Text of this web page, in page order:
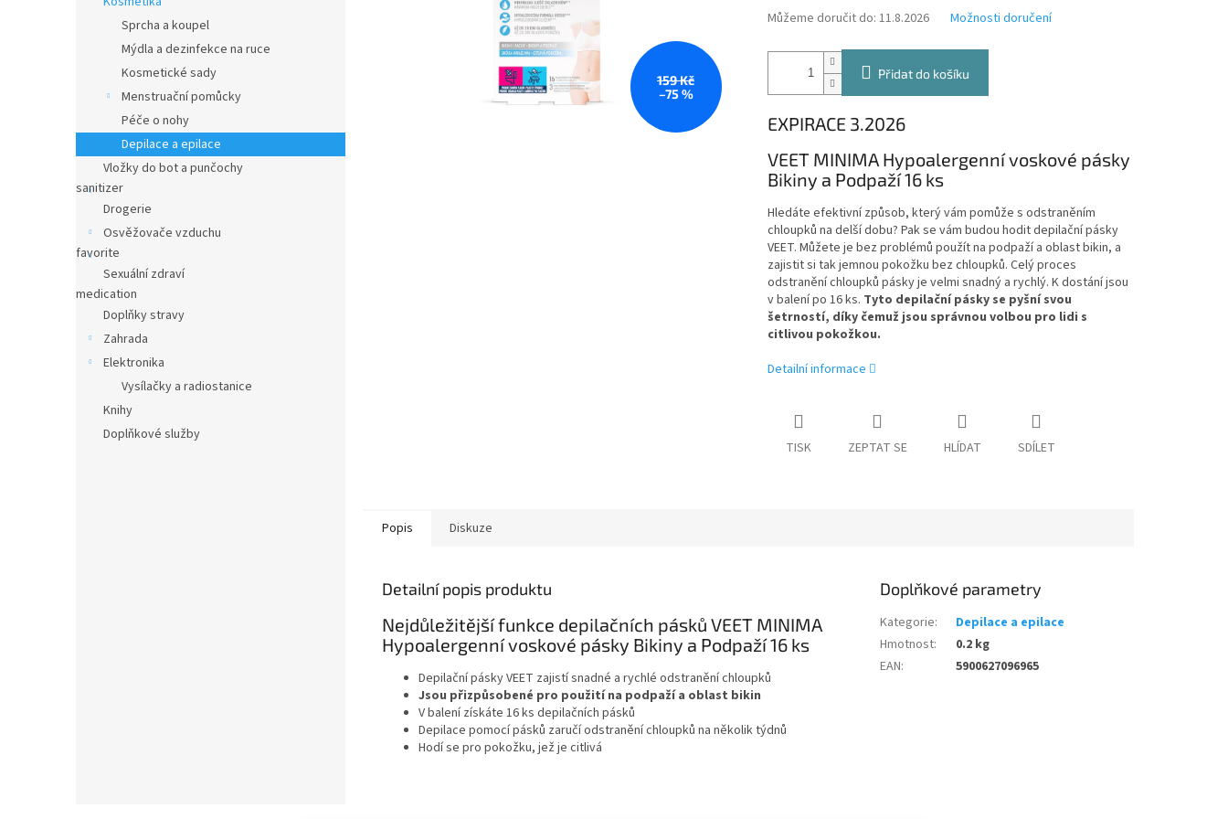
Sprcha a koupel
Mýdla a dezinfekce na ruce
Kosmetické sady
Menstruační pomůcky
Péče o nohy
Depilace a epilace
Vložky do bot a punčochy
sanitizer
Drogerie
Osvěžovače vzduchu
favorite
Sexuální zdraví
medication
Doplňky stravy
Zahrada
Elektronika
Vysílačky a radiostanice
Knihy
Doplňkové služby
159 Kč
–75 %
Můžeme doručit do: 11.8.2026 Možnosti doručení
Přidat do košíku
EXPIRACE 3.2026
VEET MINIMA Hypoalergenní voskové pásky
Bikiny a Podpaží 16 ks
Hledáte efektivní způsob, který vám pomůže s odstraněním
chloupků na delší dobu? Pak se vám budou hodit depilační pásky
VEET. Můžete je bez problémů použít na podpaží a oblast bikin, a
zajistit si tak jemnou pokožku bez chloupků. Celý proces
odstranění chloupků pásky je velmi snadný a rychlý. K dostání jsou
v balení po 16 ks. Tyto depilační pásky se pyšní svou
šetrností, díky čemuž jsou správnou volbou pro lidi s
citlivou pokožkou.
Detailní informace
TISK ZEPTAT SE HLÍDAT SDÍLET
Popis Diskuze
Detailní popis produktu
Nejdůležitější funkce depilačních pásků VEET MINIMA
Hypoalergenní voskové pásky Bikiny a Podpaží 16 ks
Depilační pásky VEET zajistí snadné a rychlé odstranění chloupků
Jsou přizpůsobené pro použití na podpaží a oblast bikin
V balení získáte 16 ks depilačních pásků
Depilace pomocí pásků zaručí odstranění chloupků na několik týdnů
Hodí se pro pokožku, jež je citlivá
Doplňkové parametry
Kategorie:
Depilace a epilace
Hmotnost:
0.2 kg
EAN: 5900627096965